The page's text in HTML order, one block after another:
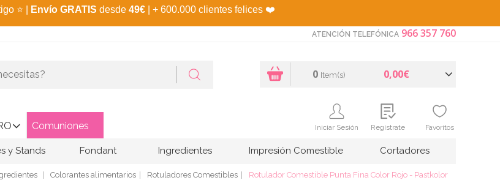
⭐ Envío GRATIS desde 49€ | + 600.000 clientes felices ❤️
ATENCIÓN TELEFÓNICA 966 357 760
Comuniones
0 Item(s) 0,00€
Iniciar Sesión Regístrate Favoritos
y Stands Fondant Ingredientes Impresión Comestible Cortadores
Colorantes alimentarios Rotuladores Comestibles Rotulador Comestible Punta Fina Color Rojo - Pastkolor